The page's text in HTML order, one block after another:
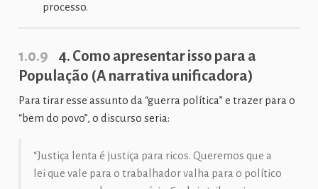
processo.
1.0.9
4. Como apresentar isso para a
População (A narrativa unificadora)
Para tirar esse assunto da “guerra política” e trazer para o
“bem do povo”, o discurso seria:
“Justiça lenta é justiça para ricos. Queremos que a
lei que vale para o trabalhador valha para o político